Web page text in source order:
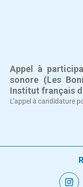
Appel à
sonore (Les
Institut français
L’appel à candidature